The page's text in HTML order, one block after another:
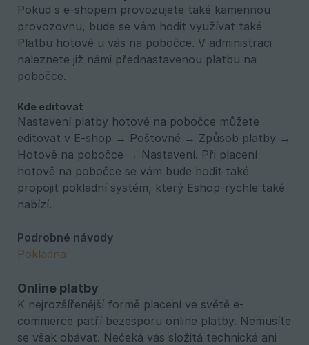
Pokud s e-shopem provozujete také kamennou
provozovnu, bude se vám hodit využívat také
Platbu hotově u vás na pobočce. V administraci
naleznete již námi přednastavenou platbu na
pobočce.
Kde editovat
Nastavení platby hotově na pobočce můžete
editovat v E-shop → Poštovné → Způsob platby →
Hotově na pobočce → Nastavení. Při placení
hotově na pobočce se vám bude hodit také
propojit pokladní systém, který Eshop-rychle také
nabízí.
Podrobné návody
Pokladna
Online platby
K nejrozšířenější formě placení ve světě e-
commerce patří bezesporu online platby. Nemusíte
se však obávat. Nečeká vás složitá technická ani